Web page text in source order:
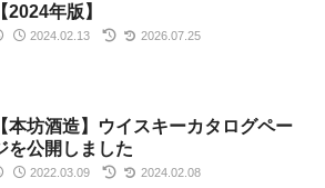
【2024年版】
2024.02.13 2026.07.25
【本坊酒造】ウイスキーカタログペー
を公開しました
2022.03.09 2024.02.08